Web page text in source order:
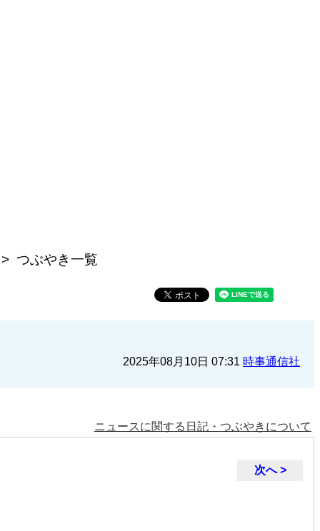
つぶやき一覧
2025年08月10日 07:31 時事通信社
ニュースに関する日記・つぶやきについて
次へ >